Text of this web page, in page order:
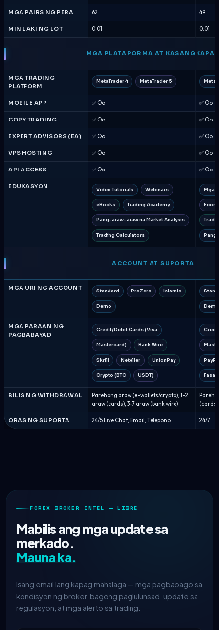
MGA PAIRS NG PERA 62 49
MIN LAKI NG LOT 0.01 0.01
MGA PLATAPORMA AT
MGA TRADING
PLATFORM
MetaTrader 4 MetaTrader 5
MOBILE APP ✅ Oo ✅ Oo
COPY TRADING ✅ Oo ✅ Oo
EXPERT ADVISORS (EA) ✅ Oo ✅ Oo
VPS HOSTING ✅ Oo ✅ Oo
API ACCESS ✅ Oo ✅ Oo
EDUKASYON Video Tutorials Webinars
eBooks Trading Academy
Pang-araw-araw na Market Analysis
Trading Calculators
Mga
ACCOUNT AT SUPORTA
MGA URI NG ACCOUNT Standard ProZero Islamic
Demo Demo
MGA PARAAN NG
PAGBABAYAD
Credit/Debit Cards (Visa
Mastercard) Bank Wire
Skrill Neteller UnionPay
Crypto (BTC USDT)
BILIS NG WITHDRAWAL
Parehong araw (e-wallets/crypto), 1-2
araw (cards), 3-7 araw (bank wire)
ORAS NG SUPORTA 24/5 Live Chat, Email, Telepono 24/7
FOREX BROKER INTEL — LIBRE
Mabilis ang mga update sa
merkado.
Mauna ka.
Isang email lang kapag mahalaga — mga pagbabago sa
kondisyon ng broker, bagong paglulunsad, update sa
regulasyon, at mga alerto sa trading.